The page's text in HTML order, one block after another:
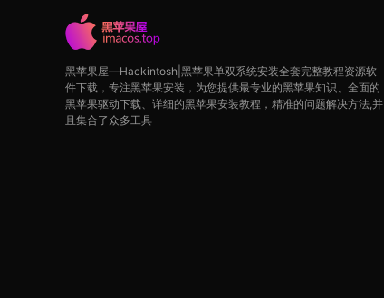
黑苹果屋—Hackintosh|黑苹果单双系统安装全套完整教程资源软
件下载，专注黑苹果安装，为您提供最专业的黑苹果知识、全面的
黑苹果驱动下载、详细的黑苹果安装教程，精准的问题解决方法,并
且集合了众多工具